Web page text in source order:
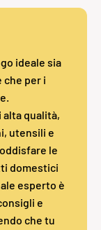
ideale sia
che per i
alta qualità,
utensili e
le
domestici
esperto è
e
che tu